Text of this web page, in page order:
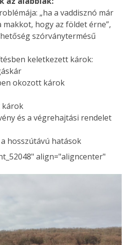
„ha a vaddisznó már
makkot, hogy az földet érne”,
szórványtermésű
keletkezett károk:
okozott károk
károk
és a végrehajtási rendelet
hosszútávú hatások
align="aligncenter"